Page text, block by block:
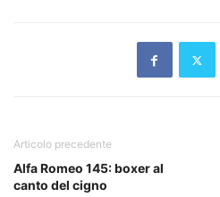
Articolo precedente
Alfa Romeo 145: boxer al
canto del cigno